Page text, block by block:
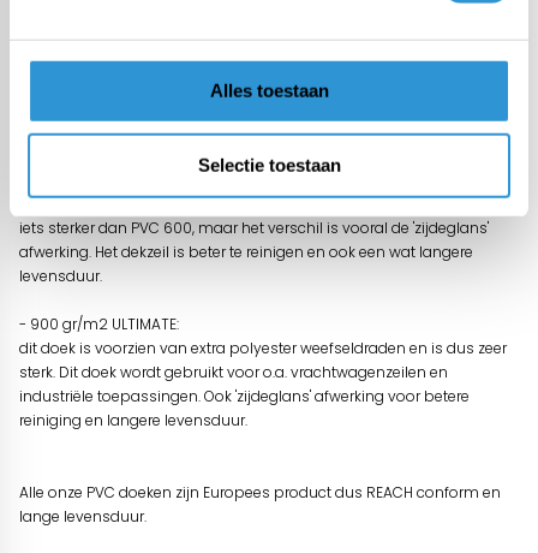
Alles toestaan
Selectie toestaan
Er zijn verschillende gewichtklassen van PVC dekzeilen beschikbaar:
machines, boten, aanhangwagen of houtstapel. De 'matte' afwerking
-650 gr/m2 GLOSSY:
iets sterker dan PVC 600, maar het verschil is vooral de 'zijdeglans'
afwerking. Het dekzeil is beter te reinigen en ook een wat langere
levensduur.
- 900 gr/m2 ULTIMATE:
dit doek is voorzien van extra polyester weefseldraden en is dus zeer
sterk. Dit doek wordt gebruikt voor o.a. vrachtwagenzeilen en
industriële toepassingen. Ook 'zijdeglans' afwerking voor betere
reiniging en langere levensduur.
Alle onze PVC doeken zijn Europees product dus REACH conform en
lange levensduur.